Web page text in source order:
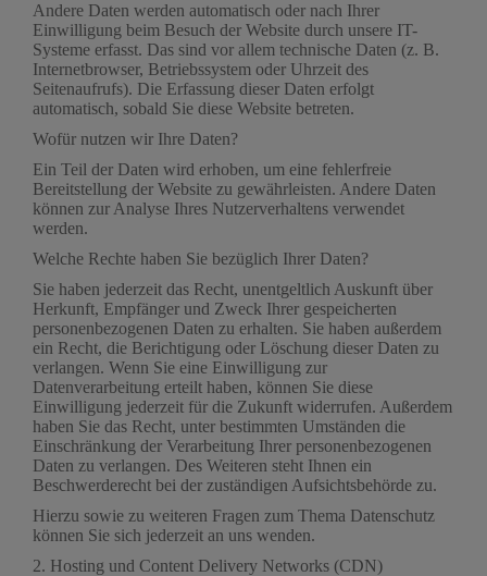
Andere Daten werden automatisch oder nach Ihrer
Einwilligung beim Besuch der Website durch unsere IT-
Systeme erfasst. Das sind vor allem technische Daten (z. B.
Internetbrowser, Betriebssystem oder Uhrzeit des
Seitenaufrufs). Die Erfassung dieser Daten erfolgt
automatisch, sobald Sie diese Website betreten.
Wofür nutzen wir Ihre Daten?
Ein Teil der Daten wird erhoben, um eine fehlerfreie
Bereitstellung der Website zu gewährleisten. Andere Daten
können zur Analyse Ihres Nutzerverhaltens verwendet
werden.
Welche Rechte haben Sie bezüglich Ihrer Daten?
Sie haben jederzeit das Recht, unentgeltlich Auskunft über
Herkunft, Empfänger und Zweck Ihrer gespeicherten
personenbezogenen Daten zu erhalten. Sie haben außerdem
ein Recht, die Berichtigung oder Löschung dieser Daten zu
verlangen. Wenn Sie eine Einwilligung zur
Datenverarbeitung erteilt haben, können Sie diese
Einwilligung jederzeit für die Zukunft widerrufen. Außerdem
haben Sie das Recht, unter bestimmten Umständen die
Einschränkung der Verarbeitung Ihrer personenbezogenen
Daten zu verlangen. Des Weiteren steht Ihnen ein
Beschwerderecht bei der zuständigen Aufsichtsbehörde zu.
Hierzu sowie zu weiteren Fragen zum Thema Datenschutz
können Sie sich jederzeit an uns wenden.
2. Hosting und Content Delivery Networks (CDN)